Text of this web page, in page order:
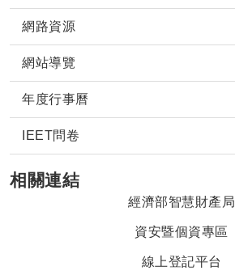
網路資源
網站導覽
年度行事曆
IEET問卷
相關連結
經濟部智慧財產局
資安暨個資專區
線上登記平台